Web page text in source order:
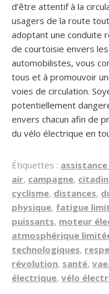
d’être attentif à la
usagers de la route
adoptant une conduite
de courtoisie envers
automobilistes, vous
tous et à promouvoir
voies de circulation.
potentiellement
envers chacun afin de
du vélo électrique en
Étiquettes :
air, campagne,
cyclisme, distances,
physique, fatigue
puissants, moteur
atmosphérique
technologiques,
révolution, santé, vae,
électrique, vélo